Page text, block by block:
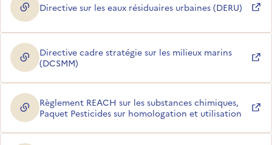
Directive sur les eaux résiduaires urbaines (DERU)
(ouverture dans une nouvelle fenêtre)
Directive cadre stratégie sur les milieux marins
(DCSMM)
(ouverture dans une nouvelle fenêtre)
Règlement REACH sur les substances chimiques,
Paquet Pesticides sur homologation et utilisation
(ouverture dans une nouvelle fenêtre)